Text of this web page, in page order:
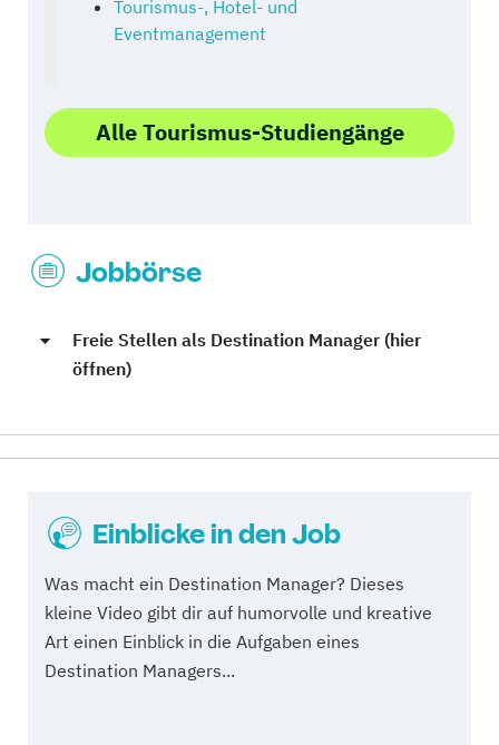
Tourismus-, Hotel- und
Eventmanagement
Alle Tourismus-Studiengänge
Jobbörse
Freie Stellen als Destination Manager (hier
öffnen)
Einblicke in den Job
Was macht ein Destination Manager? Dieses
kleine Video gibt dir auf humorvolle und kreative
Art einen Einblick in die Aufgaben eines
Destination Managers...